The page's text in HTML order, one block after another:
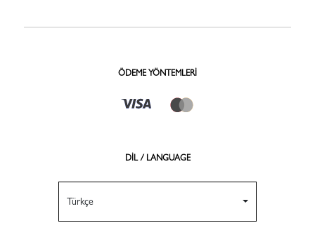
ÖDEME YÖNTEMLERI
DİL / LANGUAGE
Türkçe